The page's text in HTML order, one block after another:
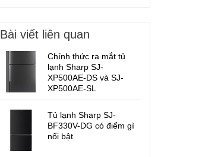
Bài viết liên quan
Chính thức ra mắt tủ
lạnh Sharp SJ-
XP500AE-DS và SJ-
XP500AE-SL
Tủ lạnh Sharp SJ-
BF330V-DG có điểm gì
nổi bật